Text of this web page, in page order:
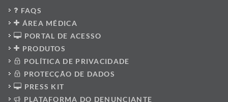
FAQS
ÁREA MÉDICA
PORTAL DE ACESSO
PRODUTOS
POLÍTICA DE PRIVACIDADE
PROTECÇÃO DE DADOS
PRESS KIT
PLATAFORMA DO DENUNCIANTE